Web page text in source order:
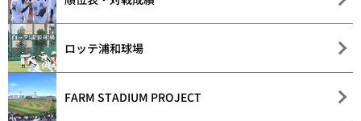
ロッテ浦和球場
FARM STADIUM PROJECT